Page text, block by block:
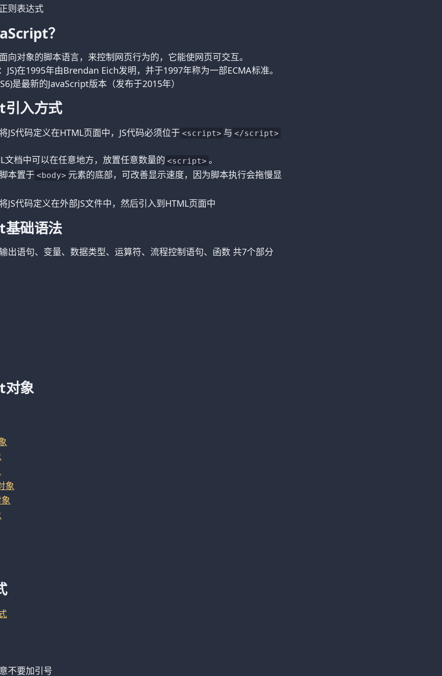
则表达式
？
向对象的脚本语言，来控制网页行为的，它能使网页可交互。
JS)在1995年由Brendan Eich发明，并于1997年称为一部ECMA标准。
是最新的JavaScript版本（发布于2015年）
入方式
JS代码定义在HTML页面中，JS代码必须位于 <script> 与 </script>
文档中可以在任意地方，放置任意数量的 <script> 。
本置于 <body> 元素的底部，可改善显示速度，因为脚本执行会拖慢显
JS代码定义在外部JS文件中，然后引入到HTML页面中
础语法
出语句、变量、数据类型、运算符、流程控制语句、函数 共7个部分
对象
象
不要加引号